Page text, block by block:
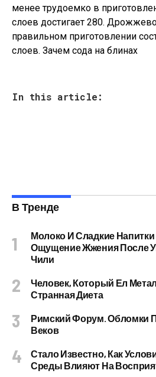
менее трудоемко в
слоев достигает 280.
правильном приготовлении
слоев. Зачем сода на блинах
In this article:
В Тренде
Молоко И Сладкие
Ощущение Жжения После
Чили
Человек, Который Ел
Странная Диета
Римский Форум. Обломки
Веков
Стало Известно, Как
Среды Влияют На